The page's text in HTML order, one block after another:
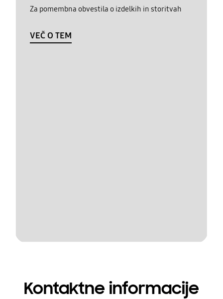
Za pomembna obvestila o izdelkih in storitvah
VEČ O TEM
Kontaktne informacije